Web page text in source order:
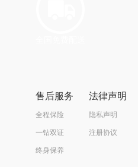
售后服务
全程保险
一钻双证
终身保养
法律声明
隐私声明
注册协议